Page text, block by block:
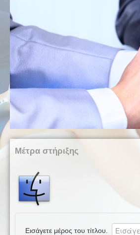
Μέτρα στήριξης
Εισάγετε μέρος του τίτλου.